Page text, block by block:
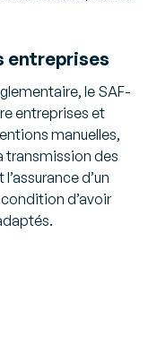
entreprises
le SAF-
entreprises et
manuelles,
transmission des
d’un
d’avoir